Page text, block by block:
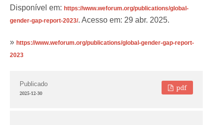
Disponível em: https://www.weforum.org/publications/global-
gender-gap-report-2023/. Acesso em: 29 abr. 2025.
» https://www.weforum.org/publications/global-gender-gap-report-
2023
pdf
Publicado
2025-12-30